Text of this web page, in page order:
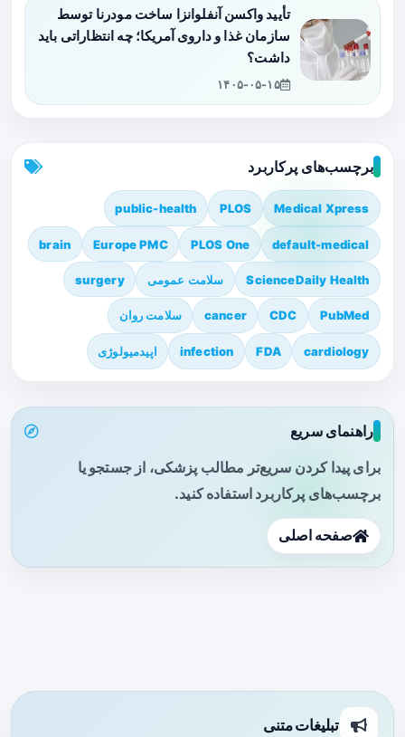
تأیید واکسن آنفلوانزا ساخت مودرنا توسط
سازمان غذا و داروی آمریکا؛ چه انتظاراتی باید
داشت؟
۱۴۰۵-۰۵-۱۵
برچسب‌های پرکاربرد
Medical Xpress
PLOS
public-health
default-medical
PLOS One
Europe PMC
brain
ScienceDaily Health سلامت عمومی surgery
PubMed
CDC
cancer سلامت روان
cardiology
FDA
infection اپیدمیولوژی
راهنمای سریع
برای پیدا کردن سریع‌تر مطالب پزشکی، از جستجو یا
برچسب‌های پرکاربرد استفاده کنید.
صفحه اصلی
تبلیغات متنی